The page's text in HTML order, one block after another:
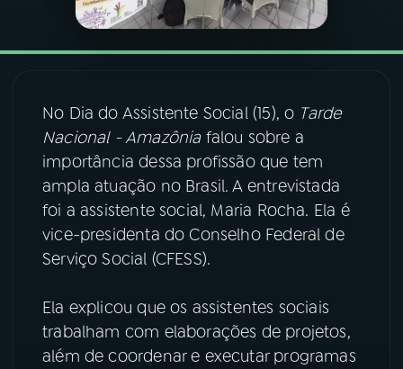
PODCASTS
07ÚLTIMAS
08FESTIVAL DE MÚSICA
ACOMPANHE A RÁDIO NACIONAL
Instagram X
No Dia do Assistente Social (15), o Tarde
Nacional - Amazôniafalou sobre a
importância dessa profissão que tem
ampla atuação no Brasil. A entrevistada
foi a assistente social, Maria Rocha. Ela é
vice-presidenta do Conselho Federal de
Serviço Social (CFESS).
Ela explicou que os assistentes sociais
trabalham com elaborações de projetos,
além de coordenar e executar programas